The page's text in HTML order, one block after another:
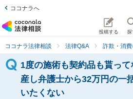
ココナラへ
投稿する 探
ココナラ法律相談 法律Q&A 詐欺・消
1度の施術も契約品も貰っ
産し弁護士から32万円の一
いたくない